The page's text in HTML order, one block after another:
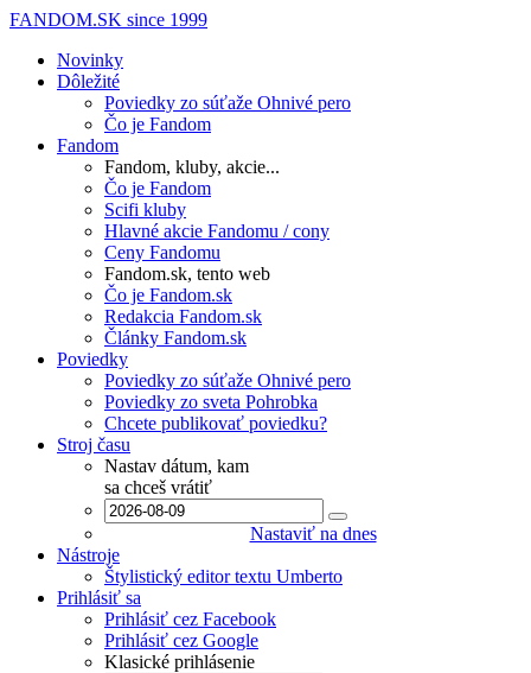
FANDOM.SK since 1999
Novinky
Dôležité
Poviedky zo súťaže Ohnivé pero
Čo je Fandom
Fandom
Fandom, kluby, akcie...
Čo je Fandom
Scifi kluby
Hlavné akcie Fandomu / cony
Ceny Fandomu
Fandom.sk, tento web
Čo je Fandom.sk
Redakcia Fandom.sk
Články Fandom.sk
Poviedky
Poviedky zo súťaže Ohnivé pero
Poviedky zo sveta Pohrobka
Chcete publikovať poviedku?
Stroj času
Nastav dátum, kam
sa chceš vrátiť
Nastaviť na dnes
Nástroje
Štylistický editor textu Umberto
Prihlásiť sa
Prihlásiť cez Facebook
Prihlásiť cez Google
Klasické prihlásenie